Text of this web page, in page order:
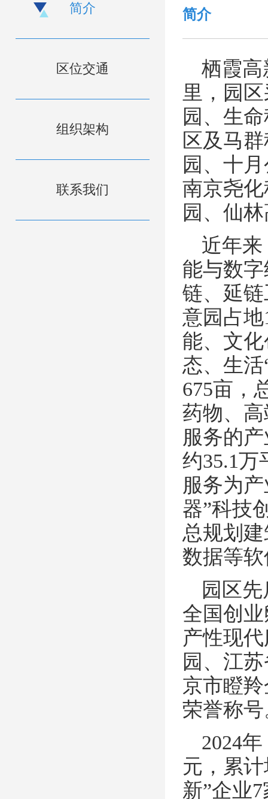
简介
区位交通
组织架构
联系我们
简介
栖霞高
里，园
园、生
区及马
园、十
南京尧
园、仙
近年
能与数
链、延
意园占
能、文
态、生
675亩，
药物、
服务的
约35.1万
服务为
器”科技
总规划
数据等
园区
全国创
产性现
园、江
京市瞪
荣誉称
2024
元，累
新”企业